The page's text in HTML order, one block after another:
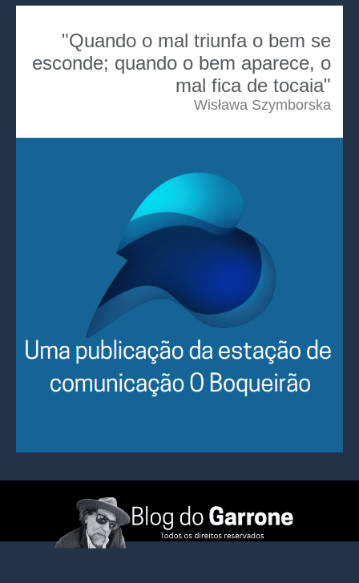
"Quando o mal triunfa o bem se
esconde; quando o bem aparece, o
mal fica de tocaia"
Wisława Szymborska